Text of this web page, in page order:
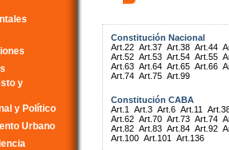
y
y Político
Urbano
Constitución Nacional
Art.22 Art.37 Art.38 Art.44
Art.52 Art.53 Art.54 Art.55
Art.63 Art.64 Art.65 Art.66
Art.74 Art.75 Art.99
Constitución CABA
Art.1
Art.3 Art.6 Art.11
Art.62 Art.70 Art.73 Art.74
Art.82 Art.83 Art.84 Art.92
Art.100 Art.101 Art.136